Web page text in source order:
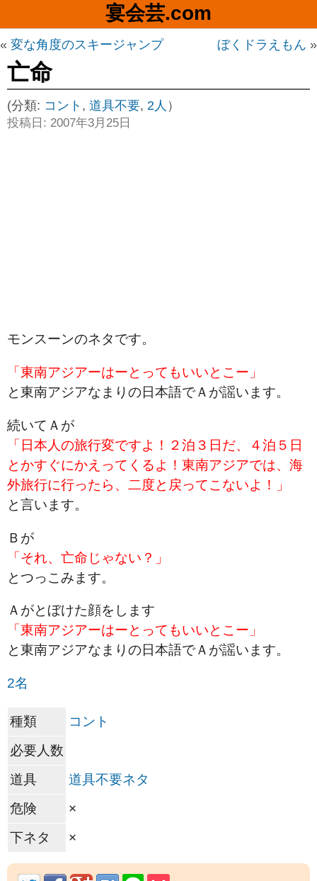
宴会芸.com
« 変な角度のスキージャンプ ぼくドラえもん »
亡命
(分類: コント , 道具不要, 2人 ）
投稿日: 2007年3月25日
モンスーンのネタです。
「東南アジアーはーとってもいいとこー」
と東南アジアなまりの日本語でＡが謡います。
続いてＡが
「日本人の旅行変ですよ！２泊３日だ、４泊５日
とかすぐにかえってくるよ！東南アジアでは、海
外旅行に行ったら、二度と戻ってこないよ！」
と言います。
Ｂが
「それ、亡命じゃない？」
とつっこみます。
Ａがとぼけた顔をします
「東南アジアーはーとってもいいとこー」
と東南アジアなまりの日本語でＡが謡います。
2名
種類
コント
必要人数
道具
道具不要ネタ
危険
×
下ネタ
×